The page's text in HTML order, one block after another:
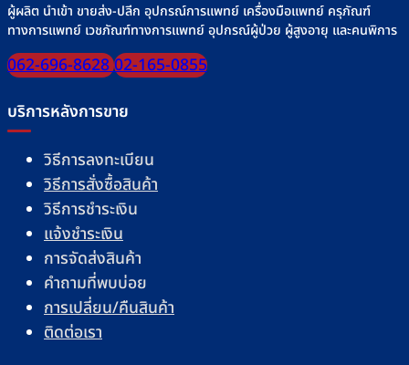
ผู้ผลิต นำเข้า ขายส่ง-ปลีก อุปกรณ์การแพทย์ เครื่องมือแพทย์ ครุภัณฑ์
ทางการแพทย์ เวชภัณฑ์ทางการแพทย์ อุปกรณ์ผู้ป่วย ผู้สูงอายุ และคนพิการ
062-696-862802-165-0855
บริการหลังการขาย
วิธีการลงทะเบียน
วิธีการสั่งซื้อสินค้า
วิธีการชำระเงิน
แจ้งชำระเงิน
การจัดส่งสินค้า
คำถามที่พบบ่อย
การเปลี่ยน/คืนสินค้า
ติดต่อเรา